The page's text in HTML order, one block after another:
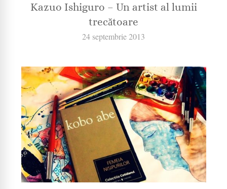
Kazuo Ishiguro – Un artist al lumii
trecătoare
24 septembrie 2013